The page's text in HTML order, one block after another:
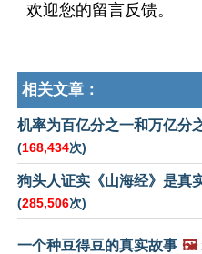
欢迎您的留言反馈。
相关文章：
机率为百亿分之一和万亿分
(168,434次)
狗头人证实《山海经》是真
(285,506次)
一个种豆得豆的真实故事 🖼️